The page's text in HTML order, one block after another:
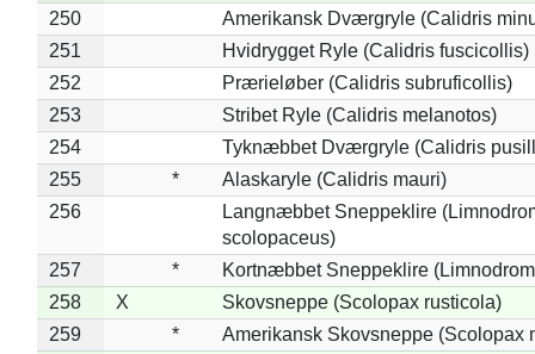
250
Amerikansk Dværgryle (Calidris
251
Hvidrygget Ryle (Calidris fuscicollis)
252
Prærieløber (Calidris subruficollis)
253
Stribet Ryle (Calidris melanotos)
254
Tyknæbbet Dværgryle (Calidris
255
*
Alaskaryle (Calidris mauri)
256
Langnæbbet Sneppeklire
scolopaceus)
257
*
Kortnæbbet Sneppeklire
258
X
Skovsneppe (Scolopax rusticola)
259
*
Amerikansk Skovsneppe (Scolopax